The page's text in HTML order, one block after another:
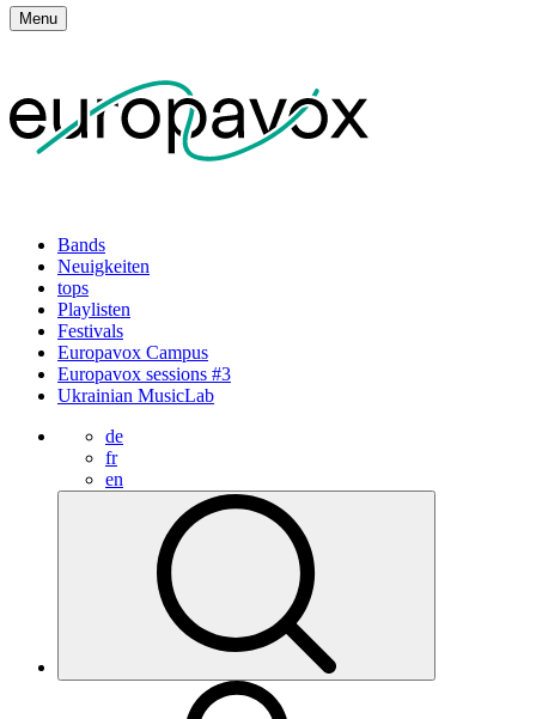
Menu
Bands
Neuigkeiten
tops
Playlisten
Festivals
Europavox Campus
Europavox sessions #3
Ukrainian MusicLab
de
fr
en